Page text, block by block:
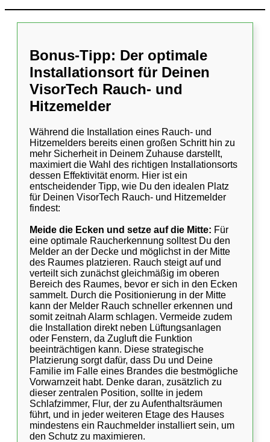
Bonus-Tipp: Der optimale
Installationsort für Deinen
VisorTech Rauch- und
Hitzemelder
Während die Installation eines Rauch- und
Hitzemelders bereits einen großen Schritt hin zu
mehr Sicherheit in Deinem Zuhause darstellt,
maximiert die Wahl des richtigen Installationsorts
dessen Effektivität enorm. Hier ist ein
entscheidender Tipp, wie Du den idealen Platz
für Deinen VisorTech Rauch- und Hitzemelder
findest:
Meide die Ecken und setze auf die Mitte: Für
eine optimale Raucherkennung solltest Du den
Melder an der Decke und möglichst in der Mitte
des Raumes platzieren. Rauch steigt auf und
verteilt sich zunächst gleichmäßig im oberen
Bereich des Raumes, bevor er sich in den Ecken
sammelt. Durch die Positionierung in der Mitte
kann der Melder Rauch schneller erkennen und
somit zeitnah Alarm schlagen. Vermeide zudem
die Installation direkt neben Lüftungsanlagen
oder Fenstern, da Zugluft die Funktion
beeinträchtigen kann. Diese strategische
Platzierung sorgt dafür, dass Du und Deine
Familie im Falle eines Brandes die bestmögliche
Vorwarnzeit habt. Denke daran, zusätzlich zu
dieser zentralen Position, sollte in jedem
Schlafzimmer, Flur, der zu Aufenthaltsräumen
führt, und in jeder weiteren Etage des Hauses
mindestens ein Rauchmelder installiert sein, um
den Schutz zu maximieren.